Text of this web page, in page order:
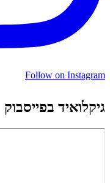
Follow on Instagram
גיקלואיד בפייסבוק